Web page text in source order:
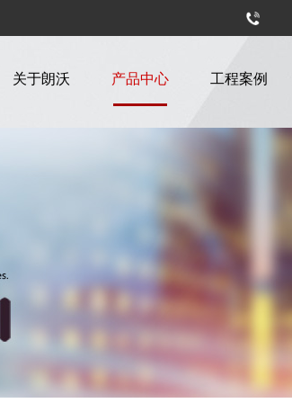
关于朗沃 产品中心 工程案例